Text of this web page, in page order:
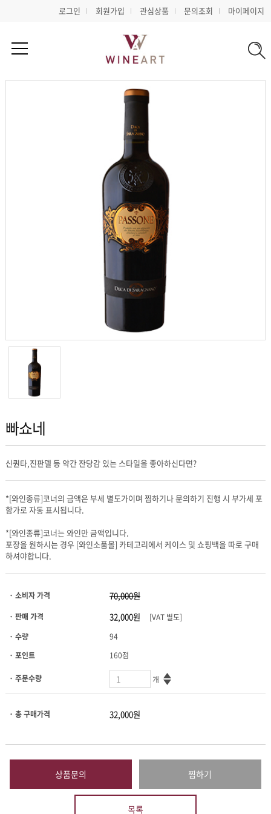
로그인 회원가입 관심상품 문의조회 마이페이지
빠쇼네
신퀀타,진판델 등 약간 잔당감 있는 스타일을 좋아하신다면?
함가로 자동 표시됩니다.
*[와인종류]코너는 와인만 금액입니다.
하셔야합니다.
· 소비자 가격
· 판매 가격
[VAT 별도]
· 수량
94
· 포인트
160점
· 주문수량 개
· 총 구매가격
상품문의 찜하기
목록